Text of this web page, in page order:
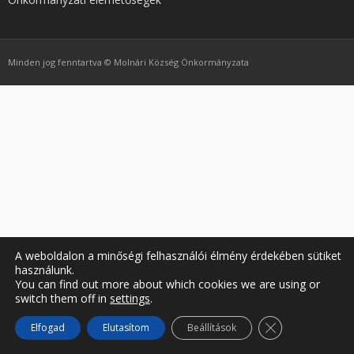
Nyelv:
Minden jog fenntartva © Molnári Község Önkormányzata
A weboldalon a minőségi felhasználói élmény érdekében sütiket
használunk.
You can find out more about which cookies we are using or
switch them off in settings.
Elfogad Elutasítom Beállítások Close GDPR